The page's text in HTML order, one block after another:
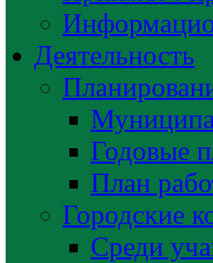
Деятельность
Годовые
План
Городские
Среди